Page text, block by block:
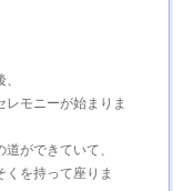
モニーが始まりま
ができていて、
を持って座りま